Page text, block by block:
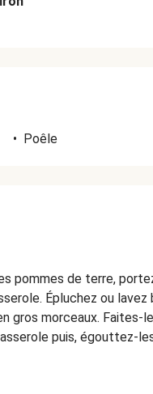
• Poêle
pommes de terre,
Épluchez ou lavez
gros morceaux. Faites-
puis, égouttez-